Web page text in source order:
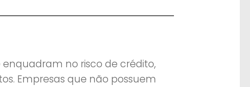
enquadram no risco de crédito,
Empresas que não possuem